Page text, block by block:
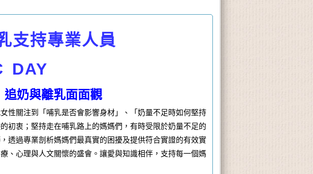
支持專業人員
DAY
奶與離乳面面觀
性關注到「哺乳是否會影響身材」、「奶量不足時如何堅持
初衷；堅持走在哺乳路上的媽媽們，有時受限於奶量不足的
透過專業剖析媽媽們最真實的困擾及提供符合實證的有效實
、心理與人文關懷的盛會。讓愛與知識相伴，支持每一個媽